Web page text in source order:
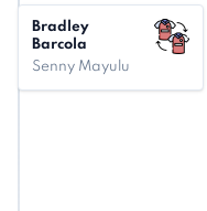
Bradley
Barcola
Senny Mayulu